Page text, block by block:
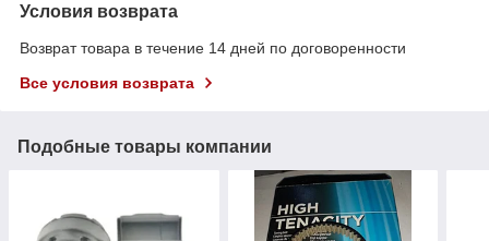
Условия возврата
Возврат товара в течение 14 дней по договоренности
Все условия возврата
Подобные товары компании